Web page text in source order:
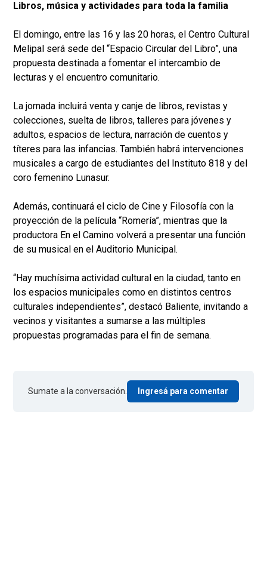
Libros, música y actividades para toda la familia
El domingo, entre las 16 y las 20 horas, el Centro Cultural
Melipal será sede del “Espacio Circular del Libro”, una
propuesta destinada a fomentar el intercambio de
lecturas y el encuentro comunitario.
La jornada incluirá venta y canje de libros, revistas y
colecciones, suelta de libros, talleres para jóvenes y
adultos, espacios de lectura, narración de cuentos y
títeres para las infancias. También habrá intervenciones
musicales a cargo de estudiantes del Instituto 818 y del
coro femenino Lunasur.
Además, continuará el ciclo de Cine y Filosofía con la
proyección de la película “Romería”, mientras que la
productora En el Camino volverá a presentar una función
de su musical en el Auditorio Municipal.
“Hay muchísima actividad cultural en la ciudad, tanto en
los espacios municipales como en distintos centros
culturales independientes”, destacó Baliente, invitando a
vecinos y visitantes a sumarse a las múltiples
propuestas programadas para el fin de semana.
Sumate a la conversación. Ingresá para comentar